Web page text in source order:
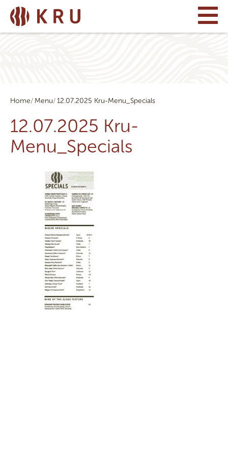
Home Menu 12.07.2025 Kru-Menu_Specials
12.07.2025 Kru-
Menu_Specials